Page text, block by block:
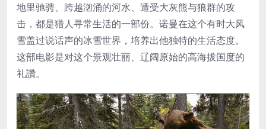
地里驰骋、跨越汹涌的河水、遭受大灰熊与狼群的攻
击，都是猎人寻常生活的一部份。诺曼在这个有时大风
雪盖过说话声的冰雪世界，培养出他独特的生活态度。
这部电影是对这个景观壮丽、辽阔原始的高海拔国度的
礼讚。